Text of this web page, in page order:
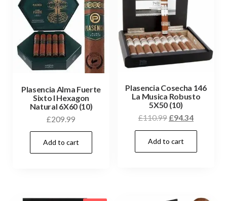
Plasencia Alma Fuerte
Sixto I Hexagon
Natural 6X60 (10)
£209.99
Add to cart
Plasencia Cosecha 146
La Musica Robusto
5X50 (10)
£110.99 £94.34
Add to cart